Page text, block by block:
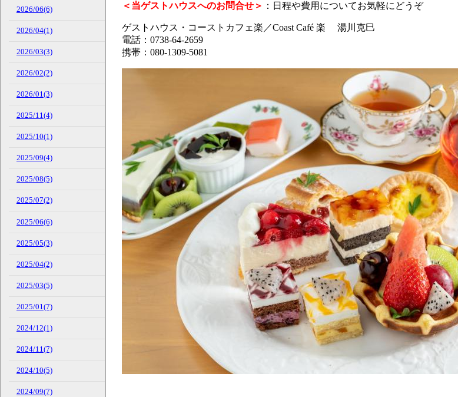
2026/06(6)
2026/04(1)
2026/03(3)
2026/02(2)
2026/01(3)
2025/11(4)
2025/10(1)
2025/09(4)
2025/08(5)
2025/07(2)
2025/06(6)
2025/05(3)
2025/04(2)
2025/03(5)
2025/01(7)
2024/12(1)
2024/11(7)
2024/10(5)
2024/09(7)
＜当ゲストハウスへのお問合せ＞ ：日程や費用についてお気軽にどうぞ
ゲストハウス・コーストカフェ楽／Coast Café 楽 湯川克巳
電話：0738-64-2659
携帯：080-1309-5081